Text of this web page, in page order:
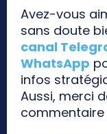
Avez-vous
sans doute
canal
WhatsApp
infos
Aussi, merci